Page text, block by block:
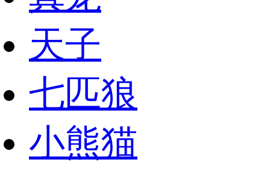
天子
七匹狼
小熊猫